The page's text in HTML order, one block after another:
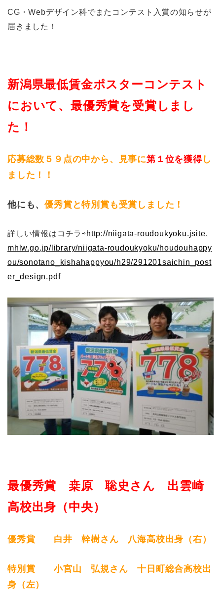
CG・Webデザイン科でまたコンテスト入賞の知らせが
届きました！
新潟県最低賃金ポスターコンテスト
において、最優秀賞を受賞しまし
た！
応募総数５９点の中から、見事に第１位を獲得し
ました！！
他にも、優秀賞と特別賞も受賞しました！
詳しい情報はコチラ⇨http://niigata-roudoukyoku.jsite.
mhlw.go.jp/library/niigata-roudoukyoku/houdouhappy
ou/sonotano_kishahappyou/h29/291201saichin_post
er_design.pdf
最優秀賞 桒原 聡史さん 出雲崎
高校出身（中央）
優秀賞 白井 幹樹さん 八海高校出身（右）
特別賞 小宮山 弘規さん 十日町総合高校出
身（左）